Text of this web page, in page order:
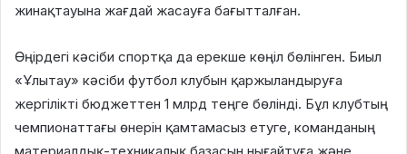
жинақтауына жағдай жасауға бағытталған.
Өңірдегі кәсіби спортқа да ерекше көңіл бөлінген. Биыл
«Ұлытау» кәсіби футбол клубын қаржыландыруға
жергілікті бюджеттен 1 млрд теңге бөлінді. Бұл клубтың
чемпионаттағы өнерін қамтамасыз етуге, команданың